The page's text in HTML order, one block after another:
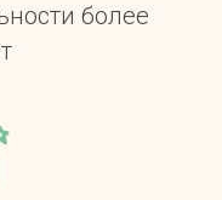
более